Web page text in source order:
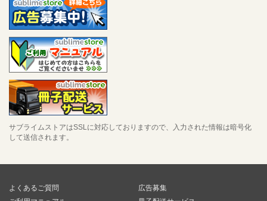
サブライムストアはSSLに対応しておりますので、入力された情報は暗号化
して送信されます。
よくあるご質問
広告募集